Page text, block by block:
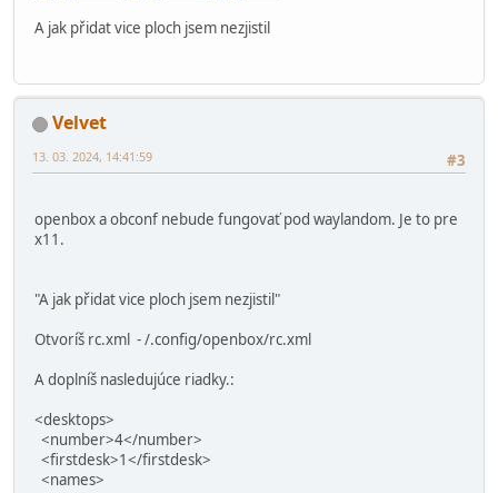
A jak přidat vice ploch jsem nezjistil
Velvet
#3
13. 03. 2024, 14:41:59
openbox a obconf nebude fungovať pod waylandom. Je to pre
x11.
"A jak přidat vice ploch jsem nezjistil"
Otvoríš rc.xml - /.config/openbox/rc.xml
A doplníš nasledujúce riadky.:
<desktops>
<number>4</number>
<firstdesk>1</firstdesk>
<names>